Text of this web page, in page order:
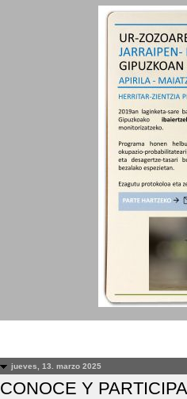
jueves, 13. marzo 2025
CONOCE Y